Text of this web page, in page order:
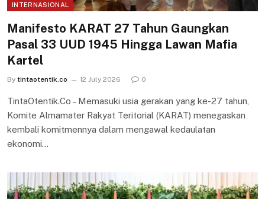
INTERNASIONAL
Manifesto KARAT 27 Tahun Gaungkan
Pasal 33 UUD 1945 Hingga Lawan Mafia
Kartel
By tintaotentik.co 12 July 2026 0
TintaOtentik.Co – Memasuki usia gerakan yang ke-27 tahun,
Komite Almamater Rakyat Teritorial (KARAT) menegaskan
kembali komitmennya dalam mengawal kedaulatan
ekonomi…